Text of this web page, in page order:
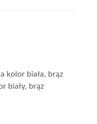
kolor biała, brąz
biały, brąz